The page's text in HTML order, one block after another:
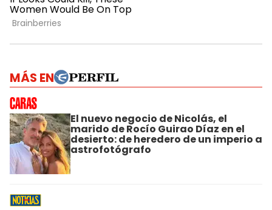
MÁS EN
El nuevo negocio de Nicolás, el
marido de Rocío Guirao Díaz en el
desierto: de heredero de un imperio a
astrofotógrafo